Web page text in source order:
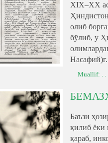
XIX–XX
олиб
бўлиб, у
Muallif: . .
Баъзи
қилиб ёки
қараб,